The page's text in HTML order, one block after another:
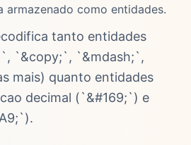
armazenado como entidades.
tanto entidades
`&copy;`, `&mdash;`,
mais) quanto entidades
decimal (`&#169;`) e